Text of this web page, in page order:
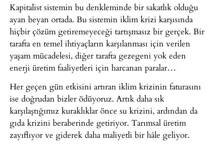
Kapitalist sistemin bu denkleminde bir sakatlık olduğu
ayan beyan ortada. Bu sistemin iklim krizi karşısında
hiçbir çözüm getiremeyeceği tartışmasız bir gerçek. Bir
tarafta en temel ihtiyaçların karşılanması için verilen
yaşam mücadelesi, diğer tarafta gezegeni yok eden
enerji üretim faaliyetleri için harcanan paralar…
Her geçen gün etkisini artıran iklim krizinin faturasını
ise doğrudan bizler ödüyoruz. Artık daha sık
karşılaştığımız kuraklıklar önce su krizini, ardından da
gıda krizini beraberinde getiriyor. Tarımsal üretim
zayıflıyor ve giderek daha maliyetli bir hâle geliyor.